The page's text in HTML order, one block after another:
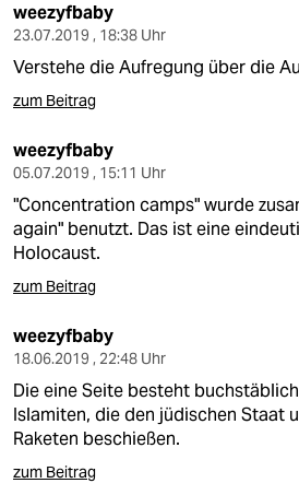
weezyfbaby
23.07.2019 , 18:38 Uhr
Verstehe die Aufregung über die
zum Beitrag
weezyfbaby
05.07.2019 , 15:11 Uhr
"Concentration camps" wurde
again" benutzt. Das ist eine
Holocaust.
zum Beitrag
weezyfbaby
18.06.2019 , 22:48 Uhr
Die eine Seite besteht
Islamiten, die den jüdischen Staat
Raketen beschießen.
zum Beitrag